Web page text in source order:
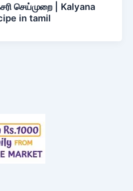
செய்முறை | Kalyana
in tamil